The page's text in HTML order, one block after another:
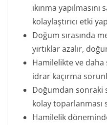
ıkınma
kolaylaştırıcı etki
Doğum sırasında
yırtıklar azalır,
Hamilelikte ve daha
idrar kaçırma
Doğumdan sonraki
kolay toparlanması
Hamilelik